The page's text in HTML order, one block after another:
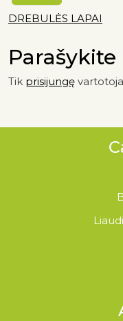
DREBULĖS LAPAI
Tik prisijungę